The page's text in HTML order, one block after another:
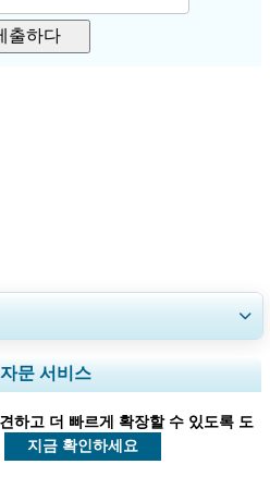
출하다
분석, 기업 프로필, 경쟁 벤치마킹, 및 최
자 인사이트.
맞춤 설정
문 서비스
하고 더 빠르게 확장할 수 있도록 도
지금 확인하세요